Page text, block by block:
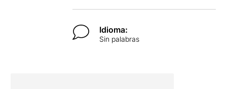
Idioma:
Sin palabras